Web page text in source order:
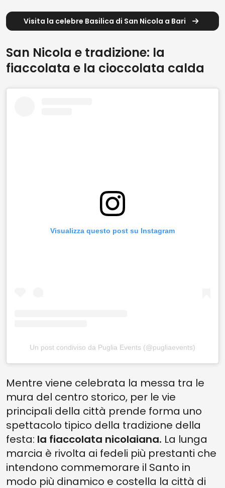
Visita la celebre Basilica di San Nicola a Bari
San Nicola e tradizione: la
fiaccolata e la cioccolata calda
Visualizza questo post su Instagram
Un post condiviso da Puglia Events (@pugliaevents)
Mentre viene celebrata la messa tra le
mura del centro storico, per le vie
principali della città prende forma uno
spettacolo tipico della tradizione della
festa: la fiaccolata nicolaiana. La lunga
marcia è rivolta ai fedeli più prestanti che
intendono commemorare il Santo in
modo più dinamico e costella la città di